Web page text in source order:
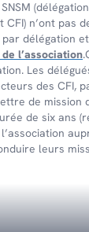
n’ont pas
délégation
l’association
Les
des CFI,
de mission
de six ans
leurs